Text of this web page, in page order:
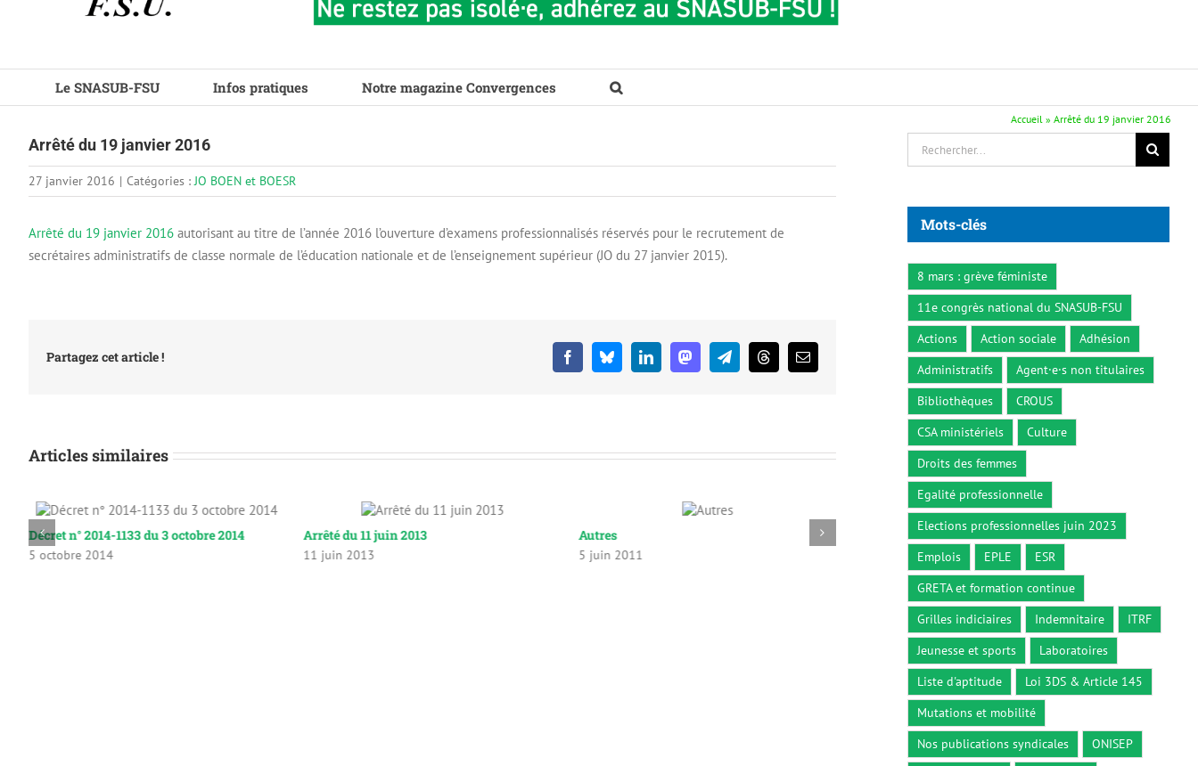
Le SNASUB-FSU Infos pratiques Notre magazine Convergences
Accueil » Arrêté du 19 janvier 2016
Arrêté du 19 janvier 2016
27 janvier 2016 | Catégories :JO BOEN et BOESR
Arrêté du 19 janvier 2016 autorisant au titre de l’année 2016 l’ouverture d’examens professionnalisés réservés pour le recrutement de
secrétaires administratifs de classe normale de l’éducation nationale et de l’enseignement supérieur (JO du 27 janvier 2015).
Partagez cet article ! FacebookBlueskyLinkedInMastodonTelegramThreadsEmail
Articles similaires
Décret n° 2014-1133 du 3 octobre 2014
5 octobre 2014
Arrêté du 11 juin 2013
11 juin 2013
Autres
5 juin 2011
Circulaire du 26 décembre 2018
26 décembre 2018
Rechercher:
Mots-clés
8 mars : grève féministe
11e congrès national du SNASUB-FSU
Actions
Action sociale
Adhésion
Administratifs
Agent·e·s non titulaires
Bibliothèques
CROUS
CSA ministériels
Culture
Droits des femmes
Egalité professionnelle
Elections professionnelles juin 2023
Emplois
EPLE
ESR
GRETA et formation continue
Grilles indiciaires
Indemnitaire
ITRF
Jeunesse et sports
Laboratoires
Liste d'aptitude
Loi 3DS & Article 145
Mutations et mobilité
Nos publications syndicales
ONISEP